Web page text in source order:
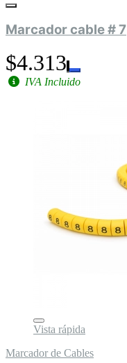
Marcador cable # 7
$4.313
IVA Incluido
Vista rápida
Marcador de Cables